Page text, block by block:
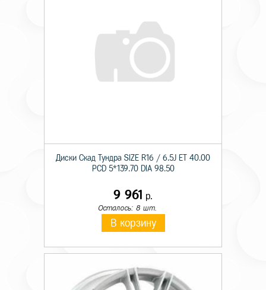
Диски Скад Тундра SIZE R16 / 6.5J ET 40.00
PCD 5*139.70 DIA 98.50
9 961 р.
Осталось: 8 шт.
В корзину